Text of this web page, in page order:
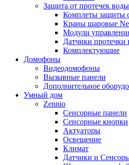
Защита от протечек
Комплеты защиты
Краны шаровые
Модули
Датчики протечки
Комплектующие
Домофоны
Видеодомофоны
Вызывные панели
Дополнительное
Умный дом
Zennio
Сенсорные панели
Сенсорные кнопки
Актуаторы
Освещение
Климат
Датчики и